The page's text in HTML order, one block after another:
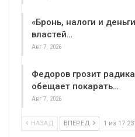
«Бронь, налоги и
властей…
Авг 7, 2026
Федоров грозит
обещает покарать…
Авг 7, 2026
НАЗАД ВПЕРЕД 1 из 17 231